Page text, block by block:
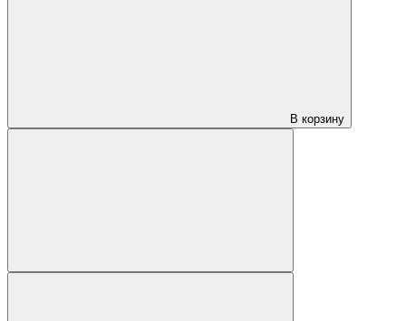
В корзину